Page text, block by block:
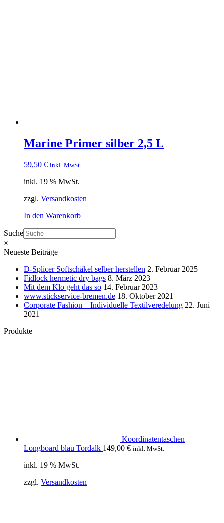
Marine Primer silber 2,5 L
59,50 € inkl. MwSt.
inkl. 19 % MwSt.
zzgl. Versandkosten
In den Warenkorb
Suche
×
Neueste Beiträge
D-Splicer Softschäkel selber herstellen 2. Februar 2025
Fidlock hermetic dry bags 8. März 2023
Mit dem Klo geht das so 14. Februar 2023
www.stickservice-bremen.de 18. Oktober 2021
Corporate Fashion – Individuelle Textilveredelung 22. Juni
2021
Produkte
Koordinatentaschen
Longboard blau Tordalk 149,00 € inkl. MwSt.
inkl. 19 % MwSt.
zzgl. Versandkosten